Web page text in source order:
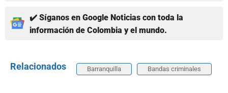
✔️ Síganos en Google Noticias con toda la
información de Colombia y el mundo.
Relacionados Barranquilla Bandas criminales